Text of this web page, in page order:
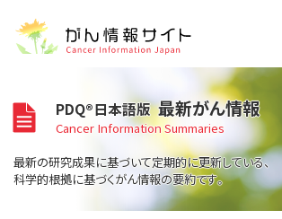
About Cancer Information Japan
プライバシーポリシー
お問い合わせ
がんの種類
Cancer Types
泌尿器
内分泌
PDQ®日本語版最新がん情報
Cancer Information Summaries
最新の研究成果に基づいて定期的に更新している、
科学的根拠に基づくがん情報の要約です。